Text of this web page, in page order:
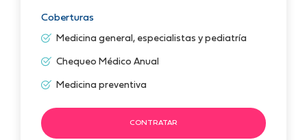
Coberturas
Medicina general, especialistas y pediatría
Chequeo Médico Anual
Medicina preventiva
CONTRATAR